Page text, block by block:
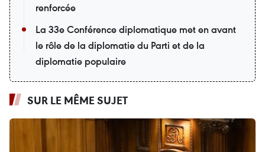
renforcée
La 33e Conférence diplomatique met en avant
le rôle de la diplomatie du Parti et de la
diplomatie populaire
SUR LE MÊME SUJET